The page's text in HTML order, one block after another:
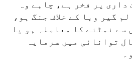
داری پر فخر ہے، چاہے وہ
گیر وبا کے خلاف جنگ ہو،
سے نمٹنے کا معاملہ ہو یا
توانائی میں سرمایہ